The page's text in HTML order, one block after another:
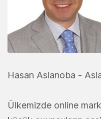
Hasan Aslanoba -
Ülkemizde online